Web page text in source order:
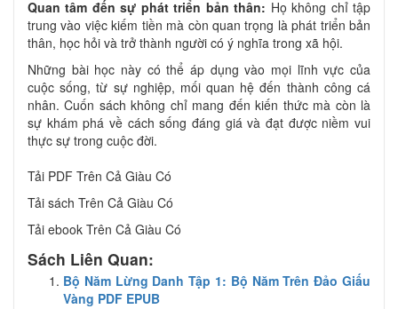
Quan tâm đến sự phát triển bản thân: Họ không chỉ tập
trung vào việc kiếm tiền mà còn quan trọng là phát triển bản
thân, học hỏi và trở thành người có ý nghĩa trong xã hội.
Những bài học này có thể áp dụng vào mọi lĩnh vực của
cuộc sống, từ sự nghiệp, mối quan hệ đến thành công cá
nhân. Cuốn sách không chỉ mang đến kiến thức mà còn là
sự khám phá về cách sống đáng giá và đạt được niềm vui
thực sự trong cuộc đời.
Tải PDF Trên Cả Giàu Có
Tải sách Trên Cả Giàu Có
Tải ebook Trên Cả Giàu Có
Sách Liên Quan:
Bộ Năm Lừng Danh Tập 1: Bộ Năm Trên Đảo Giấu
Vàng PDF EPUB